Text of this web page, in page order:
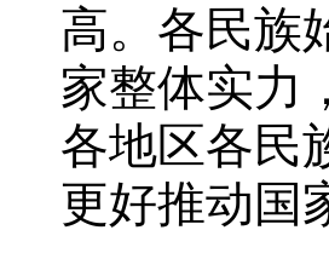
高。各民族
家整体实力
各地区各民
更好推动国